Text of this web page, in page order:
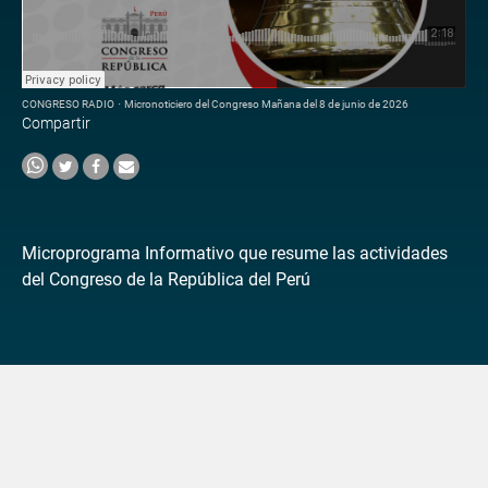
CONGRESO RADIO · Micronoticiero del Congreso Mañana del 8 de junio de 2026
Compartir
Microprograma Informativo que resume las actividades
del Congreso de la República del Perú